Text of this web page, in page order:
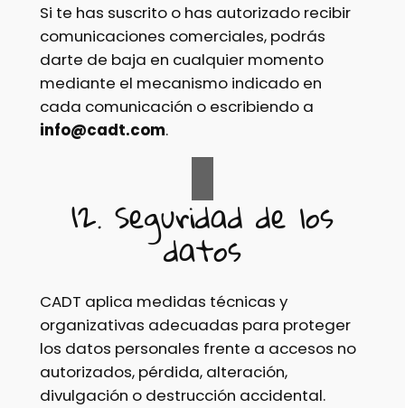
Si te has suscrito o has autorizado recibir
comunicaciones comerciales, podrás
darte de baja en cualquier momento
mediante el mecanismo indicado en
cada comunicación o escribiendo a
info@cadt.com.
12. Seguridad de los
datos
CADT aplica medidas técnicas y
organizativas adecuadas para proteger
los datos personales frente a accesos no
autorizados, pérdida, alteración,
divulgación o destrucción accidental.